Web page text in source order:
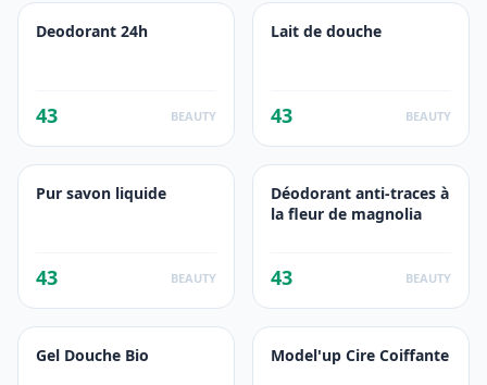
Deodorant 24h
43 BEAUTY
Lait de douche
43 BEAUTY
Pur savon liquide
43 BEAUTY
Déodorant anti-traces à
la fleur de magnolia
43 BEAUTY
Gel Douche Bio Model'up Cire Coiffante